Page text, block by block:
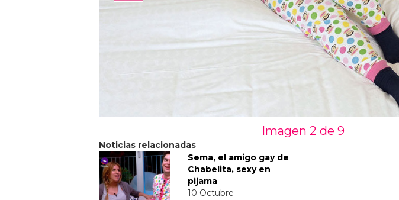
Imagen 2 de 9
Noticias relacionadas
Sema, el amigo gay de
Chabelita, sexy en
pijama
10 Octubre